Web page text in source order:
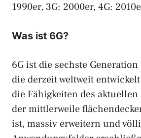
1990er, 3G: 2000er, 4G:
Was ist 6G?
6G ist die sechste
die derzeit weltweit
die Fähigkeiten des aktuellen
der mittlerweile
ist, massiv erweitern und